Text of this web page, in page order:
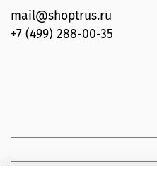
mail@shoptrus.ru
+7 (499) 288-00-35